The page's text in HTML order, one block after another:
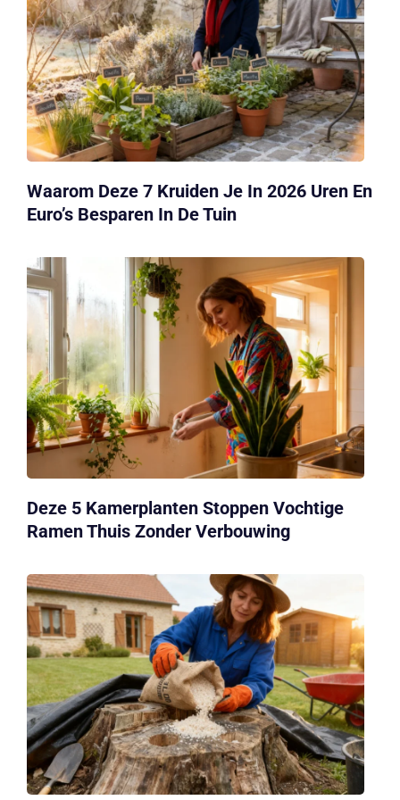
Waarom Deze 7 Kruiden Je In 2026 Uren En
Euro’s Besparen In De Tuin
Deze 5 Kamerplanten Stoppen Vochtige
Ramen Thuis Zonder Verbouwing